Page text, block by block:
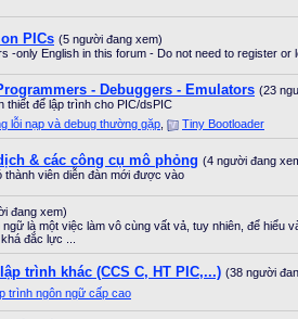
PICs (5 người đang xem)
-only English in this forum - Do not need to register or
- Debuggers - Emulators (23
thiết để lập trình cho PIC/dsPIC
lỗi nạp và debug thường gặp Tiny Bootloader
& các công cụ mô phỏng (4 người đang
thành viên diễn đàn mới được vào
đang xem)
là một việc làm vô cùng vất vả, tuy nhiên, để hiểu
đắc lực ...
trình khác (CCS C, HT PIC,...) (38 người
trình ngôn ngữ cấp cao